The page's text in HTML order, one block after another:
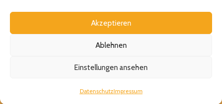
Akzeptieren
Ablehnen
Einstellungen ansehen
DatenschutzImpressum
Design byDigitalagentur Sabelfeld